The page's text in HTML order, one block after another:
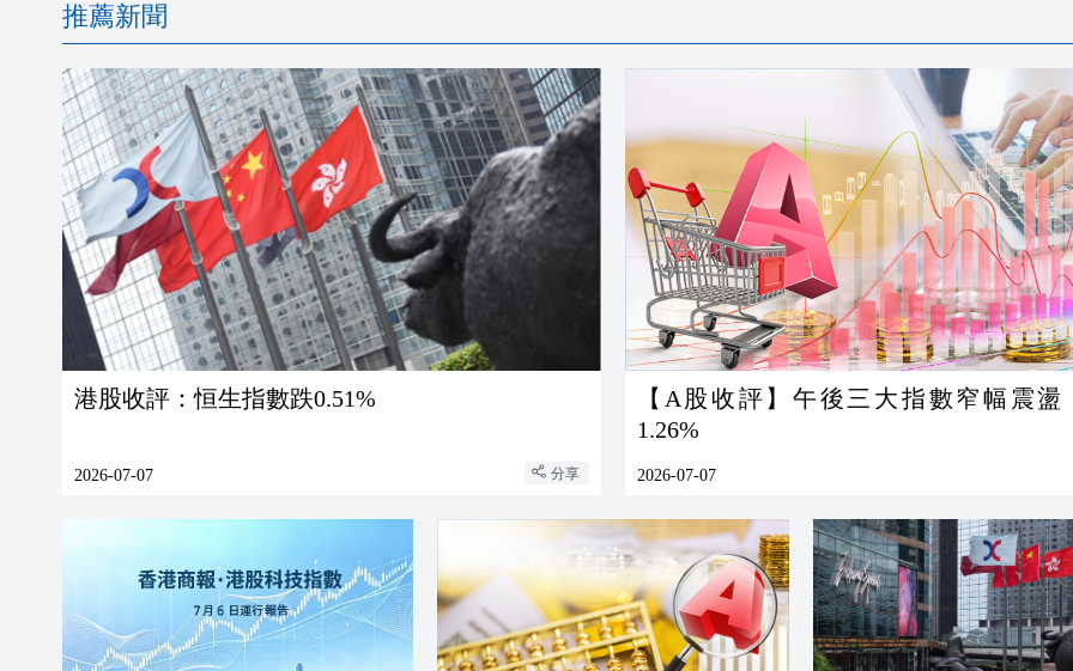
推薦新聞
港股收評：恒生指數跌0.51%
2026-07-07 分享
【A股收評】午後三大指數窄幅震盪
1.26%
2026-07-07